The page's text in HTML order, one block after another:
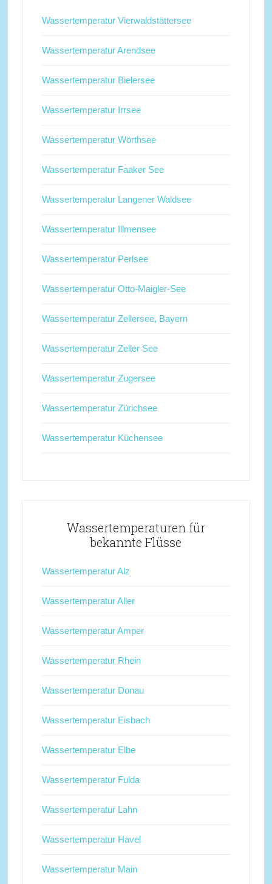
Wassertemperatur Vierwaldstättersee
Wassertemperatur Arendsee
Wassertemperatur Bielersee
Wassertemperatur Irrsee
Wassertemperatur Wörthsee
Wassertemperatur Faaker See
Wassertemperatur Langener Waldsee
Wassertemperatur Illmensee
Wassertemperatur Perlsee
Wassertemperatur Otto-Maigler-See
Wassertemperatur Zellersee, Bayern
Wassertemperatur Zeller See
Wassertemperatur Zugersee
Wassertemperatur Zürichsee
Wassertemperatur Küchensee
Wassertemperaturen für
bekannte Flüsse
Wassertemperatur Alz
Wassertemperatur Aller
Wassertemperatur Amper
Wassertemperatur Rhein
Wassertemperatur Donau
Wassertemperatur Eisbach
Wassertemperatur Elbe
Wassertemperatur Fulda
Wassertemperatur Lahn
Wassertemperatur Havel
Wassertemperatur Main